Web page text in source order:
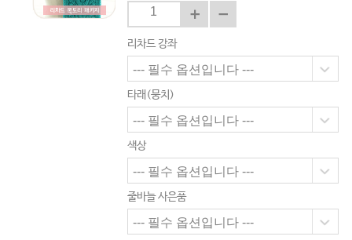
리차드 강좌
타래(뭉치)
색상
줄바늘 사은품